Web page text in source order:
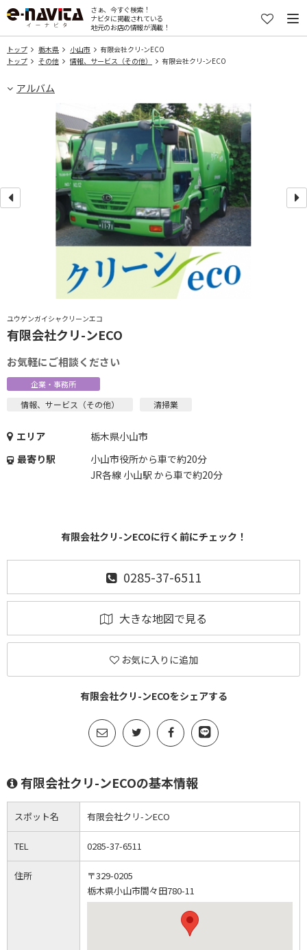
さぁ、今すぐ検索！
ナビタに掲載されている
地元のお店の情報が満載！
トップ 栃木県 小山市
有限会社クリ-ンECO
トップ
その他 情報、サービス（その他） 有限会社クリ-ンECO
アルバム
ユウゲンガイシャクリーンエコ
有限会社クリ-ンECO
お気軽にご相談ください
企業・事務所
情報、サービス（その他） 清掃業
エリア
栃木県小山市
最寄り駅
小山市役所から車で約20分
JR各線 小山駅 から車で約20分
有限会社クリ-ンECOに行く前にチェック！
0285-37-6511
大きな地図で見る
お気に入りに追加
有限会社クリ-ンECOをシェアする
有限会社クリ-ンECOの基本情報
スポット名 有限会社クリ-ンECO
TEL 0285-37-6511
住所
〒329-0205
栃木県小山市間々田780-11